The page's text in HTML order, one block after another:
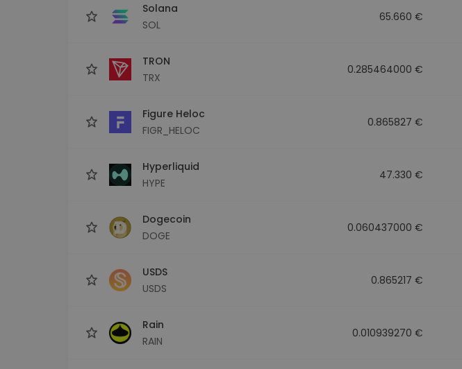
Solana
SOL
65.660 €
TRON
TRX
0.285464000 €
Figure Heloc
FIGR_HELOC
0.865827 €
Hyperliquid
HYPE
47.330 €
Dogecoin
DOGE
0.060437000 €
USDS
USDS
0.865217 €
Rain
RAIN
0.010939270 €